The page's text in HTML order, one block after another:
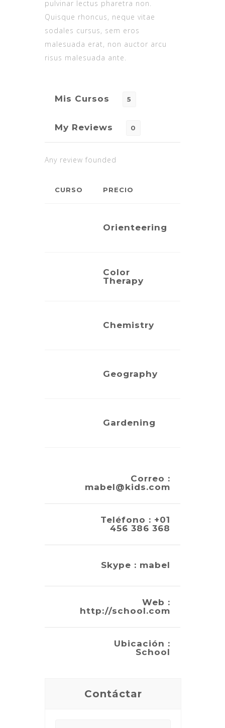
pulvinar lectus pharetra non.
Quisque rhoncus, neque vitae
sodales cursus, sem eros
malesuada erat, non auctor arcu
risus malesuada ante.
Mis Cursos 5
My Reviews 0
Any review founded
CURSO PRECIO
Orienteering
Color
Therapy
Chemistry
Geography
Gardening
Correo :
mabel@kids.com
Teléfono : +01
456 386 368
Skype : mabel
Web :
http://school.com
Ubicación :
School
Contáctar